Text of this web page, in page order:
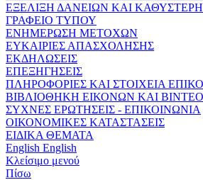
ΕΞΕΛΙΞΗ ΔΑΝΕΙΩΝ ΚΑΙ
ΓΡΑΦΕΙΟ ΤΥΠΟΥ
ΕΝΗΜΕΡΩΣΗ ΜΕΤΟΧΩΝ
ΕΥΚΑΙΡΙΕΣ ΑΠΑΣΧΟΛΗΣΗΣ
ΕΚΔΗΛΩΣΕΙΣ
ΕΠΕΞΗΓΗΣΕΙΣ
ΠΛΗΡΟΦΟΡΙΕΣ ΚΑΙ ΣΤΟΙΧΕΙΑ
ΒΙΒΛΙΟΘΗΚΗ ΕΙΚΟΝΩΝ ΚΑΙ ΒΙΝΤΕΟ
ΣΥΧΝΕΣ ΕΡΩΤΗΣΕΙΣ - ΕΠΙΚΟΙΝΩΝΙΑ
ΟΙΚΟΝΟΜΙΚΕΣ ΚΑΤΑΣΤΑΣΕΙΣ
ΕΙΔΙΚΑ ΘΕΜΑΤΑ
English English
Κλείσιμο μενού
Πίσω